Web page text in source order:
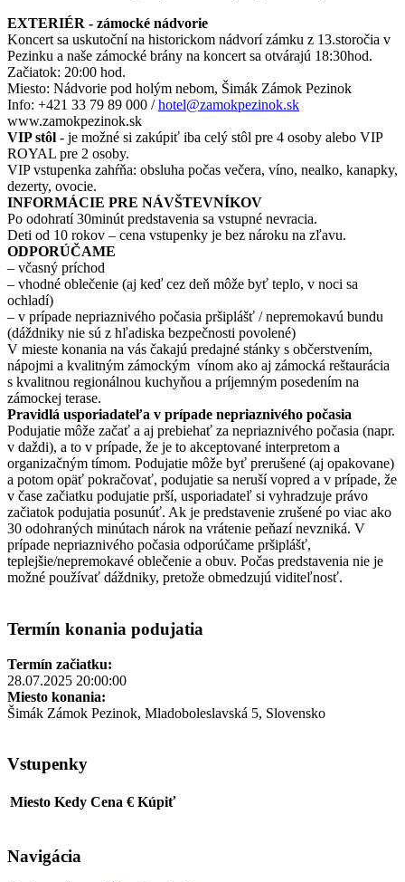
EXTERIÉR - zámocké nádvorie
Koncert sa uskutoční na historickom nádvorí zámku z 13.storočia v
Pezinku a naše zámocké brány na koncert sa otvárajú 18:30hod.
Začiatok: 20:00 hod.
Miesto: Nádvorie pod holým nebom, Šimák Zámok Pezinok
Info: +421 33 79 89 000 /hotel@zamokpezinok.sk
www.zamokpezinok.sk
VIP stôl - je možné si zakúpiť iba celý stôl pre 4 osoby alebo VIP
ROYAL pre 2 osoby.
VIP vstupenka zahŕňa: obsluha počas večera, víno, nealko, kanapky,
dezerty, ovocie.
INFORMÁCIE PRE NÁVŠTEVNÍKOV
Po odohratí 30minút predstavenia sa vstupné nevracia.
Deti od 10 rokov – cena vstupenky je bez nároku na zľavu.
ODPORÚČAME
– včasný príchod
– vhodné oblečenie (aj keď cez deň môže byť teplo, v noci sa
ochladí)
– v prípade nepriaznivého počasia pršiplášť / nepremokavú bundu
(dáždniky nie sú z hľadiska bezpečnosti povolené)
V mieste konania na vás čakajú predajné stánky s občerstvením,
nápojmi a kvalitným zámockým vínom ako aj zámocká reštaurácia
s kvalitnou regionálnou kuchyňou a príjemným posedením na
zámockej terase.
Pravidlá usporiadateľa v prípade nepriaznivého počasia
Podujatie môže začať a aj prebiehať za nepriaznivého počasia (napr.
v daždi), a to v prípade, že je to akceptované interpretom a
organizačným tímom. Podujatie môže byť prerušené (aj opakovane)
a potom opäť pokračovať, podujatie sa neruší vopred a v prípade, že
v čase začiatku podujatie prší, usporiadateľ si vyhradzuje právo
začiatok podujatia posunúť. Ak je predstavenie zrušené po viac ako
30 odohraných minútach nárok na vrátenie peňazí nevzniká. V
prípade nepriaznivého počasia odporúčame pršiplášť,
teplejšie/nepremokavé oblečenie a obuv. Počas predstavenia nie je
možné používať dáždniky, pretože obmedzujú viditeľnosť.
Termín konania podujatia
Termín začiatku:
28.07.2025 20:00:00
Miesto konania:
Šimák Zámok Pezinok, Mladoboleslavská 5, Slovensko
Vstupenky
Miesto Kedy Cena € Kúpiť
Navigácia